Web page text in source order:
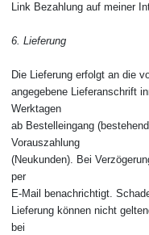
Link Bezahlung auf meiner
6. Lieferung
Die Lieferung erfolgt an die
angegebene Lieferanschrift
Werktagen
ab Bestelleingang
Vorauszahlung
(Neukunden). Bei
per
E-Mail benachrichtigt.
Lieferung können nicht
bei